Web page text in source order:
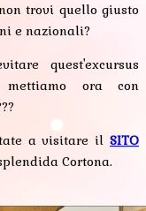
trovi quello giusto
e nazionali?
quest'excursus
ora con
a visitare il SITO
Cortona.